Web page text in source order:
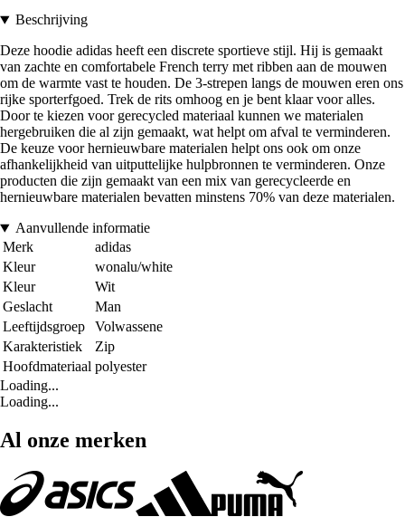
Beschrijving
Deze hoodie adidas heeft een discrete sportieve stijl. Hij is gemaakt
van zachte en comfortabele French terry met ribben aan de mouwen
om de warmte vast te houden. De 3-strepen langs de mouwen eren ons
rijke sporterfgoed. Trek de rits omhoog en je bent klaar voor alles.
Door te kiezen voor gerecycled materiaal kunnen we materialen
hergebruiken die al zijn gemaakt, wat helpt om afval te verminderen.
De keuze voor hernieuwbare materialen helpt ons ook om onze
afhankelijkheid van uitputtelijke hulpbronnen te verminderen. Onze
producten die zijn gemaakt van een mix van gerecycleerde en
hernieuwbare materialen bevatten minstens 70% van deze materialen.
Aanvullende informatie
Merk
adidas
Kleur
wonalu/white
Kleur
Wit
Geslacht
Man
Leeftijdsgroep
Volwassene
Karakteristiek
Zip
Hoofdmateriaal polyester
Loading...
Loading...
Al onze merken